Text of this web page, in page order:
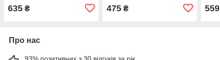
635 ₴ 475₴ 559
Про нас